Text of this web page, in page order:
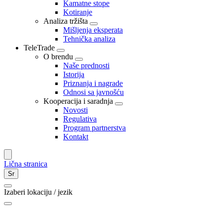
Kamatne stope
Kotiranje
Analiza tržišta
Mišljenja eksperata
Tehnička analiza
TeleTrade
O brendu
Naše prednosti
Istorija
Priznanja i nagrade
Odnosi sa javnošću
Kooperacija i saradnja
Novosti
Regulativa
Program partnerstva
Kontakt
Lična stranica
Sr
Izaberi lokaciju / jezik